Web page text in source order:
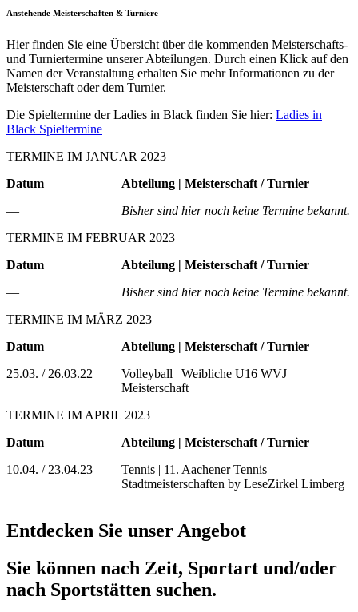
Anstehende Meisterschaften & Turniere
Hier finden Sie eine Übersicht über die kommenden Meisterschafts-
und Turniertermine unserer Abteilungen. Durch einen Klick auf den
Namen der Veranstaltung erhalten Sie mehr Informationen zu der
Meisterschaft oder dem Turnier.
Die Spieltermine der Ladies in Black finden Sie hier: Ladies in
Black Spieltermine
TERMINE IM JANUAR 2023
Datum
—
Abteilung | Meisterschaft / Turnier
Bisher sind hier noch keine Termine bekannt.
TERMINE IM FEBRUAR 2023
Datum
—
Abteilung | Meisterschaft / Turnier
Bisher sind hier noch keine Termine bekannt.
TERMINE IM MÄRZ 2023
Datum
25.03. / 26.03.22
Abteilung | Meisterschaft / Turnier
Volleyball | Weibliche U16 WVJ
Meisterschaft
TERMINE IM APRIL 2023
Datum
10.04. / 23.04.23
Abteilung | Meisterschaft / Turnier
Tennis | 11. Aachener Tennis
Stadtmeisterschaften by LeseZirkel Limberg
Entdecken Sie unser Angebot
Sie können nach Zeit, Sportart und/oder
nach Sportstätten suchen.